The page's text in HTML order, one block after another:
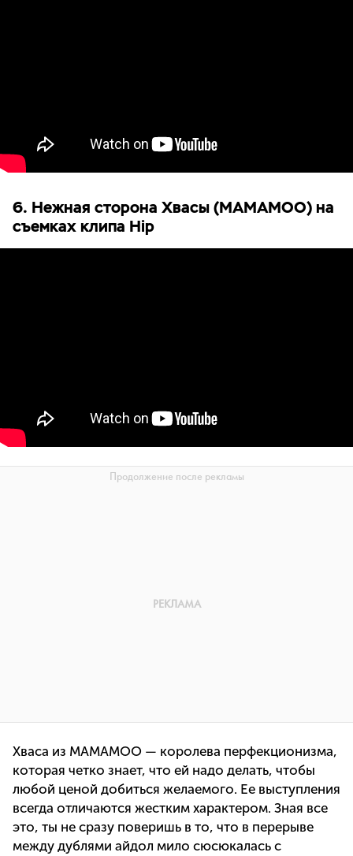
6. Нежная сторона Хвасы (MAMAMOO) на
съемках клипа Hip
Хваса из MAMAMOO — королева перфекционизма,
которая четко знает, что ей надо делать, чтобы
любой ценой добиться желаемого. Ее выступления
всегда отличаются жестким характером. Зная все
это, ты не сразу поверишь в то, что в перерыве
между дублями айдол мило сюсюкалась с